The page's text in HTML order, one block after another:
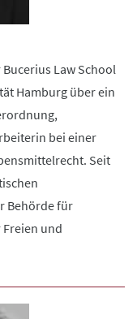
Law School
Hamburg über ein
bei einer
Seit
Behörde für
und